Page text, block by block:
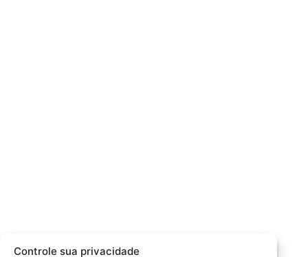
Controle sua privacidade
Rua Silva Jardim, 96 Lajeado, Rio Grande do Sul –